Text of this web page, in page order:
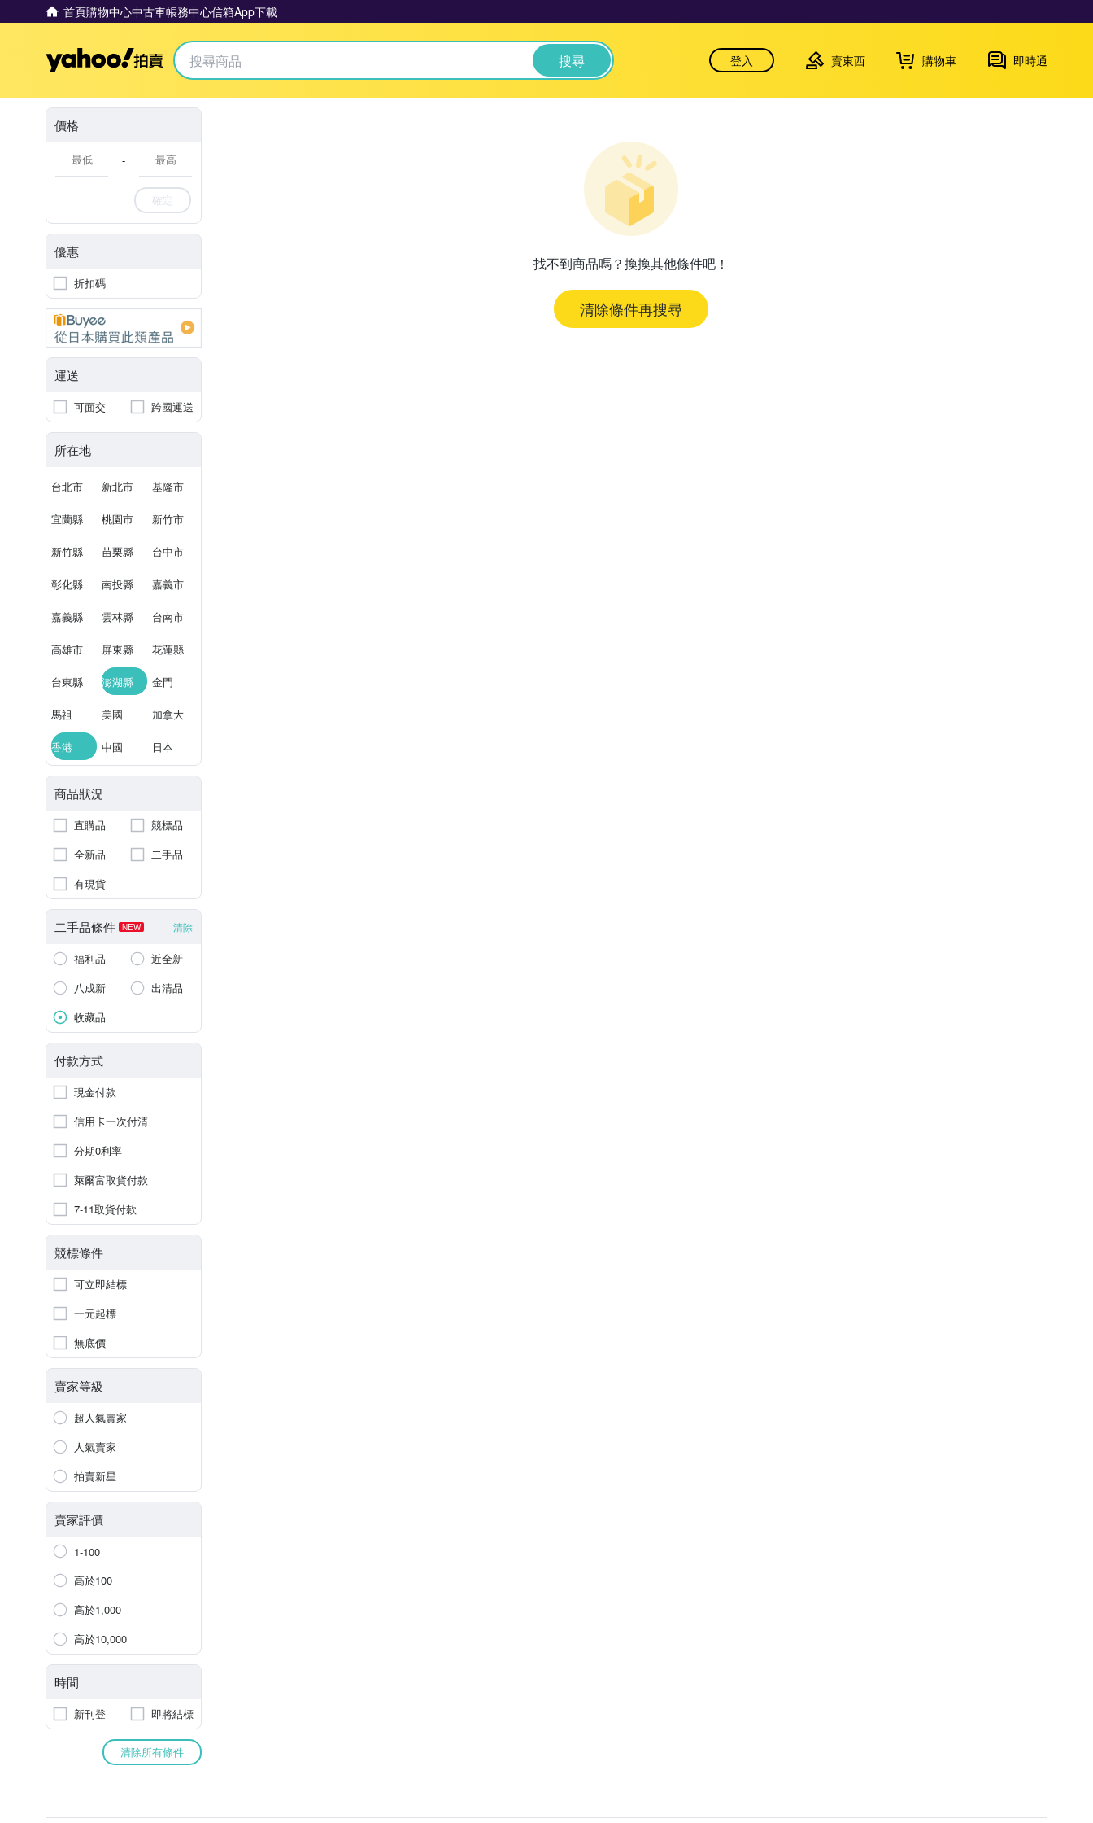
首頁購物中心中古車帳務中心信箱App下載
Yahoo拍賣 搜尋 登入 賣東西 購物車 即時通
價格
-
確定
優惠
折扣碼
運送
可面交 跨國運送
所在地
台北市 新北市 基隆市
宜蘭縣 桃園市 新竹市
新竹縣 苗栗縣 台中市
彰化縣 南投縣 嘉義市
嘉義縣 雲林縣 台南市
高雄市 屏東縣 花蓮縣
台東縣 澎湖縣 金門
馬祖 美國 加拿大
香港 中國 日本
商品狀況
直購品
競標品
全新品
二手品
有現貨
二手品條件 NEW 清除
福利品
近全新
八成新
出清品
收藏品
付款方式
現金付款
信用卡一次付清
分期0利率
萊爾富取貨付款
7-11取貨付款
競標條件
可立即結標
一元起標
無底價
賣家等級
超人氣賣家
人氣賣家
拍賣新星
賣家評價
1-100
高於100
高於1,000
高於10,000
時間
新刊登 即將結標
清除所有條件
找不到商品嗎？換換其他條件吧！
清除條件再搜尋